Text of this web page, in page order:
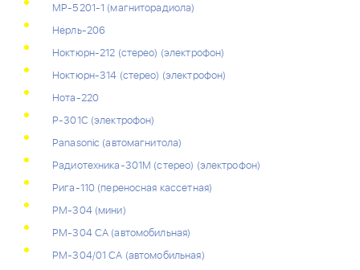
МР-5201-1 (магниторадиола)
Нерль-206
Ноктюрн-212 (стерео) (электрофон)
Ноктюрн-314 (стерео) (электрофон)
Нота-220
Р-301С (электрофон)
Рanasonic (автомагнитола)
Радиотехника-301М (стерео) (электрофон)
Рига-110 (переносная кассетная)
РМ-304 (мини)
РМ-304 СА (автомобильная)
РМ-304/01 СА (автомобильная)